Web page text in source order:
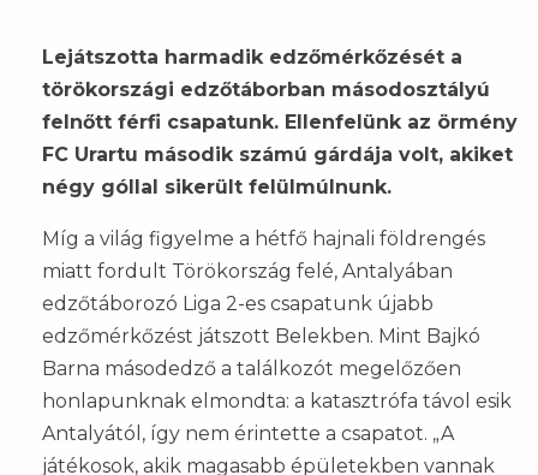
Lejátszotta harmadik edzőmérkőzését a
törökországi edzőtáborban másodosztályú
felnőtt férfi csapatunk. Ellenfelünk az örmény
FC Urartu második számú gárdája volt, akiket
négy góllal sikerült felülmúlnunk.
Míg a világ figyelme a hétfő hajnali földrengés
miatt fordult Törökország felé, Antalyában
edzőtáborozó Liga 2-es csapatunk újabb
edzőmérkőzést játszott Belekben. Mint Bajkó
Barna másodedző a találkozót megelőzően
honlapunknak elmondta: a katasztrófa távol esik
Antalyától, így nem érintette a csapatot. „A
játékosok, akik magasabb épületekben vannak